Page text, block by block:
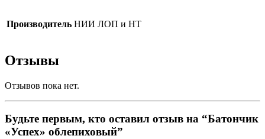
Производитель НИИ ЛОП и НТ
Отзывы
Отзывов пока нет.
Будьте первым, кто оставил отзыв на “Батончик
«Успех» облепиховый”